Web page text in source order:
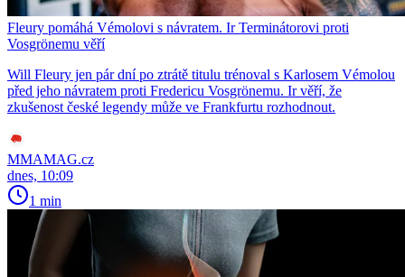
Fleury pomáhá Vémolovi s návratem. Ir Terminátorovi proti
Vosgrönemu věří
Will Fleury jen pár dní po ztrátě titulu trénoval s Karlosem Vémolou
před jeho návratem proti Fredericu Vosgrönemu. Ir věří, že
zkušenost české legendy může ve Frankfurtu rozhodnout.
MMAMAG.cz
dnes, 10:09
1 min